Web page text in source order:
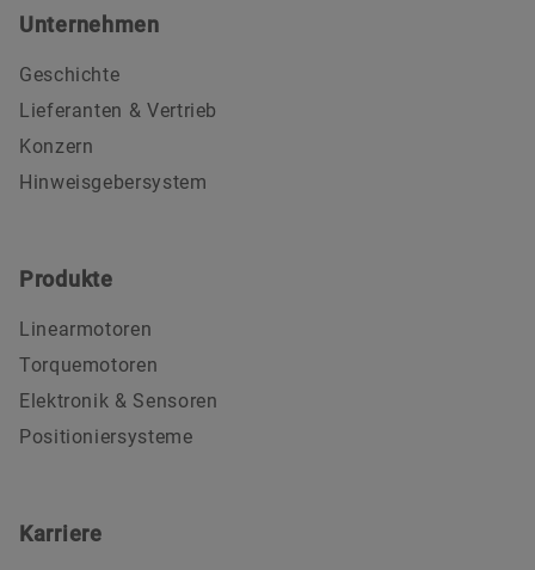
Unternehmen
Geschichte
Lieferanten & Vertrieb
Konzern
Hinweisgebersystem
Produkte
Linearmotoren
Torquemotoren
Elektronik & Sensoren
Positioniersysteme
Karriere